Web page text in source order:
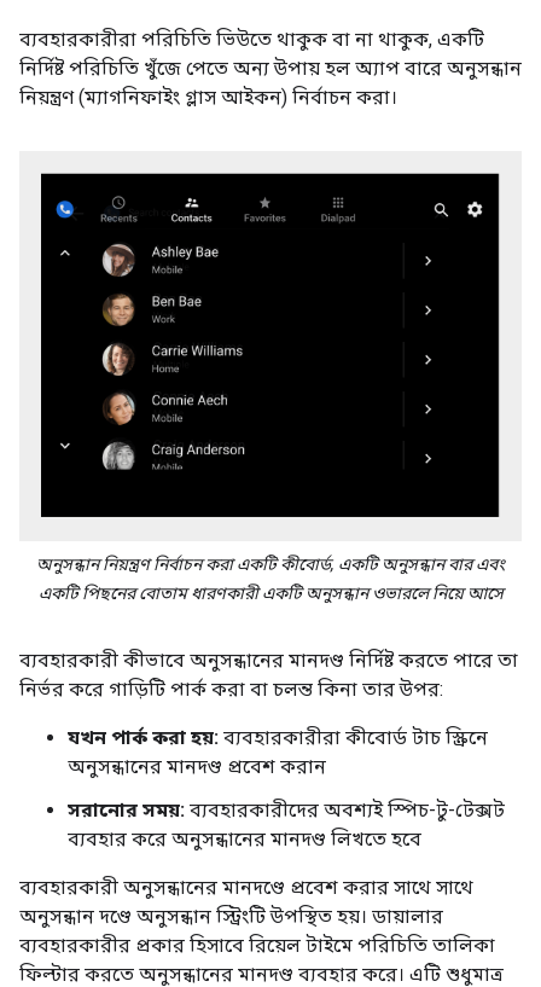
ব্যবহারকারীরা পরিচিতি ভিউতে থাকুক বা না থাকুক, একটি
নির্দিষ্ট পরিচিতি খুঁজে পেতে অন্য উপায় হল অ্যাপ বারে অনুসন্ধান
নিয়ন্ত্রণ (ম্যাগনিফাইং গ্লাস আইকন) নির্বাচন করা।
অনুসন্ধান নিয়ন্ত্রণ নির্বাচন করা একটি কীবোর্ড, একটি অনুসন্ধান বার এবং
একটি পিছনের বোতাম ধারণকারী একটি অনুসন্ধান ওভারলে নিয়ে আসে
ব্যবহারকারী কীভাবে অনুসন্ধানের মানদণ্ড নির্দিষ্ট করতে পারে তা
নির্ভর করে গাড়িটি পার্ক করা বা চলন্ত কিনা তার উপর:
যখন পার্ক করা হয়: ব্যবহারকারীরা কীবোর্ড টাচ স্ক্রিনে
অনুসন্ধানের মানদণ্ড প্রবেশ করান
সরানোর সময়: ব্যবহারকারীদের অবশ্যই স্পিচ-টু-টেক্সট
ব্যবহার করে অনুসন্ধানের মানদণ্ড লিখতে হবে
ব্যবহারকারী অনুসন্ধানের মানদণ্ডে প্রবেশ করার সাথে সাথে
অনুসন্ধান দণ্ডে অনুসন্ধান স্ট্রিংটি উপস্থিত হয়। ডায়ালার
ব্যবহারকারীর প্রকার হিসাবে রিয়েল টাইমে পরিচিতি তালিকা
ফিল্টার করতে অনুসন্ধানের মানদণ্ড ব্যবহার করে। এটি শুধুমাত্র